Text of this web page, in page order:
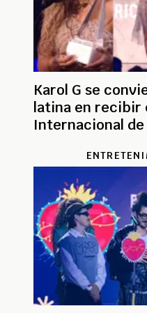
Karol G se
latina en recibir
Internacional de